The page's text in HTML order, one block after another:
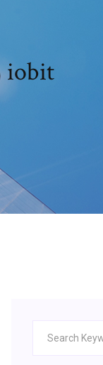
رمز قسيمة تنزيل برنامج تشغيل iobit